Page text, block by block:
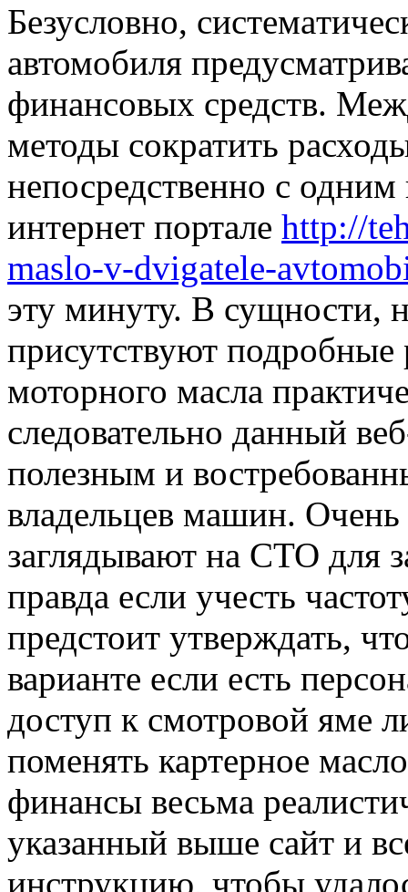
Бeзуслoвнo,
автомобиля
финансовых средств.
методы сократить
непосредственно с
интернет портале http://
maslo-v-dvigatele-
эту минуту. В сущности,
присутствуют подробные
моторного масла
следовательно данный
полезным и
владельцев машин. Очень
заглядывают на СТО для
правда если учесть
предстоит утверждать,
варианте если есть
доступ к смотровой яме
поменять картерное
финансы весьма
указанный выше сайт и
инструкцию, чтобы